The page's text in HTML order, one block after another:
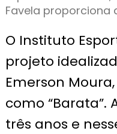
Favela proporciona
O Instituto
projeto
Emerson
como “Barata”.
três anos e